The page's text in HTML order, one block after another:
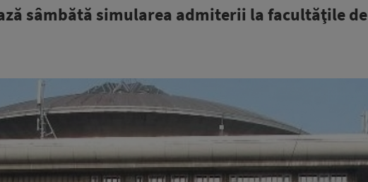
sâmbătă simularea admiterii la facultăţile de